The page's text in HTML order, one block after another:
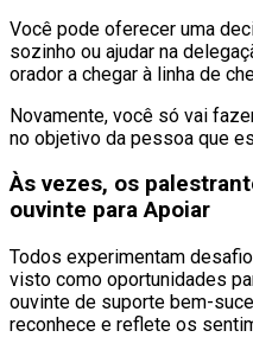
Você pode oferecer uma
sozinho ou ajudar na
orador a chegar à linha de
Novamente, você só vai
no objetivo da pessoa que
Às vezes, os
ouvinte para Apoiar
Todos experimentam
visto como oportunidades
ouvinte de suporte bem-
reconhece e reflete os